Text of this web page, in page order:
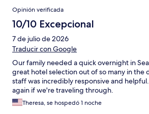
Opinión verificada
10/10 Excepcional
7 de julio de 2026
Traducir con Google
Our family needed a quick overnight in
great hotel selection out of so many in the
staff was incredibly responsive and
again if we're traveling through.
Theresa, se hospedó 1 noche